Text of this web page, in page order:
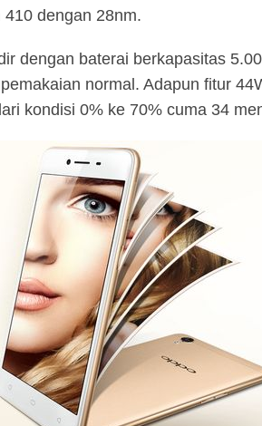
410 dengan 28nm.
dengan baterai berkapasitas
normal. Adapun fitur
kondisi 0% ke 70% cuma 34